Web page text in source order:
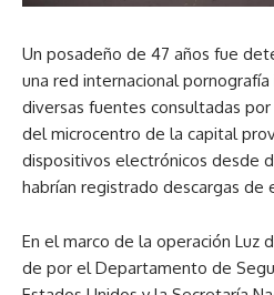
Un posadeño de 47 años fue
una red internacional
diversas fuentes consultadas por
del microcentro de la capital
dispositivos electrónicos desde
habrían registrado descargas
En el marco de la operación Luz
de por el Departamento de